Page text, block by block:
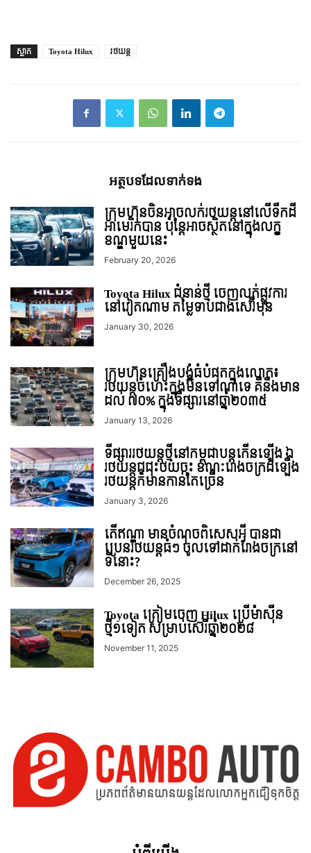
ស្លាក Toyota Hilux រថយន្ត
អត្ថបទ​ដែល​ទាក់ទង
ក្រុមហ៊ុនចិនអាចលក់រថយន្តនៅលើទឹកដី
អាមេរិកបាន ប៉ុន្តែអាចស្ថិតនៅក្នុងលក្ខ
ខណ្ឌមួយនេះ
February 20, 2026
Toyota Hilux ជំនាន់ថ្មី ចេញលក់ផ្លូវការ
នៅវៀតណាម តម្លៃទាបជាងសេរ៊ីមុន
January 30, 2026
ក្រុមហ៊ុនគ្រឿងបង្គុំធំបំផុតក្នុងលោក៖
រថយន្តចំហេះក្នុងមិនទៅណាទេ គឺនឹងមាន
ដល់ ៧០% ក្នុងទីផ្សារនៅឆ្នាំ២០៣៥
January 13, 2026
ទីផ្សាររថយន្តថ្មីនៅកម្ពុជាបន្តកើនឡើង ឯ
រថយន្តជជុះថយចុះ ខណៈរោងចក្រដំឡើង
រថយន្តក៏មានកាន់តែច្រើន
January 3, 2026
តើឥណ្ឌា មានចំណុចពិសេសអ្វី បានជា
ប្រេនរថយន្តធំៗ ចូលទៅដាក់រោងចក្រនៅ
ទីនោះ?
December 26, 2025
Toyota ត្រៀមចេញ Hilux ប្រើម៉ាស៊ីន
ថ្មី១ទៀត សម្រាប់ស៊េរីឆ្នាំ២០២៨
November 11, 2025